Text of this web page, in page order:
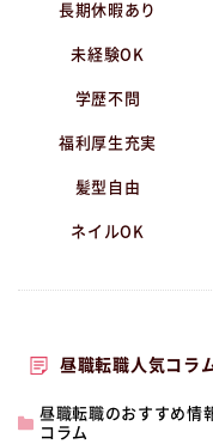
長期休暇あり
未経験OK
学歴不問
福利厚生充実
髪型自由
ネイルOK
昼職転職人気コラ
昼職転職のおすすめ情
コラム